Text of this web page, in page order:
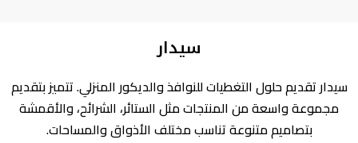
سيدار
سيدار تقديم حلول التغطيات للنوافذ والديكور المنزلي. تتميز بتقديم
مجموعة واسعة من المنتجات مثل الستائر، الشرائح، والأقمشة
بتصاميم متنوعة تناسب مختلف الأذواق والمساحات.